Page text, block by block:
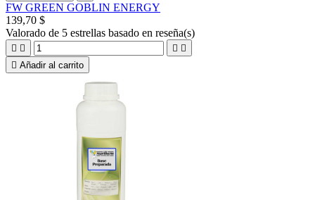
FW GREEN GOBLIN ENERGY
139,70 $
Valorado de 5 estrellas basado en reseña(s)
   
 Añadir al carrito